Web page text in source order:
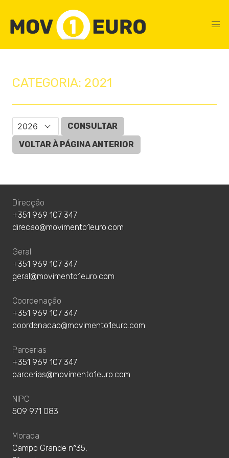
CATEGORIA: 2021
CONSULTAR
VOLTAR À PÁGINA ANTERIOR
Direcção
+351 969 107 347
direcao@movimento1euro.com
Geral
+351 969 107 347
geral@movimento1euro.com
Coordenação
+351 969 107 347
coordenacao@movimento1euro.com
Parcerias
+351 969 107 347
parcerias@movimento1euro.com
NIPC
509 971 083
Morada
Campo Grande nº35,